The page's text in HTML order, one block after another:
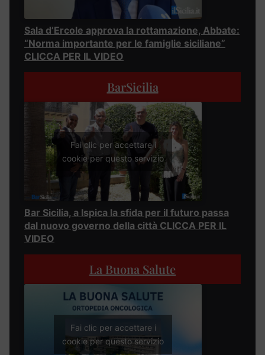
Sala d’Ercole approva la rottamazione, Abbate:
“Norma importante per le famiglie siciliane”
CLICCA PER IL VIDEO
BarSicilia
Fai clic per accettare i
cookie per questo servizio
Bar Sicilia, a Ispica la sfida per il futuro passa
dal nuovo governo della città CLICCA PER IL
VIDEO
La Buona Salute
Fai clic per accettare i
cookie per questo servizio